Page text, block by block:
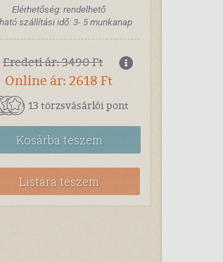
Elérhetőség: rendelhető
szállítási idő: 3- 5 munkanap
Eredeti ár: 3490 Ft
Online ár: 2618 Ft
13 törzsvásárlói pont
Kosárbateszem
Listára teszem